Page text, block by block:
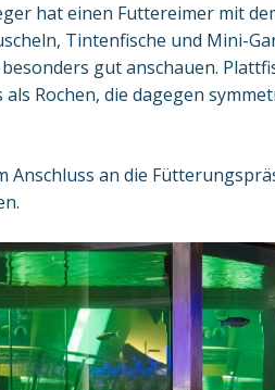
hat einen Futtereimer mit
Tintenfische und Mini-
gut anschauen.
als Rochen, die dagegen
Anschluss an die